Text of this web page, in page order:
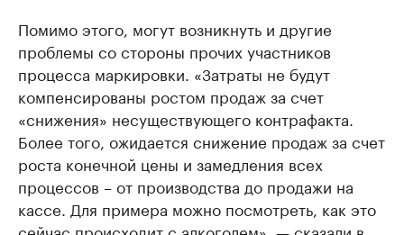
Помимо этого, могут возникнуть и другие
проблемы со стороны прочих участников
процесса маркировки. «Затраты не будут
компенсированы ростом продаж за счет
«снижения» несуществующего контрафакта.
Более того, ожидается снижение продаж за счет
роста конечной цены и замедления всех
процессов – от производства до продажи на
кассе. Для примера можно посмотреть, как это